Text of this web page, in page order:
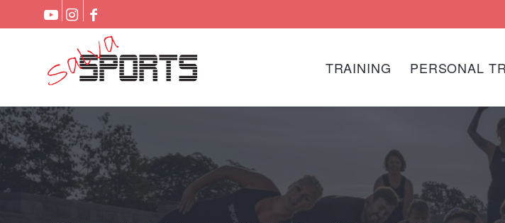
TRAINING PERSONAL